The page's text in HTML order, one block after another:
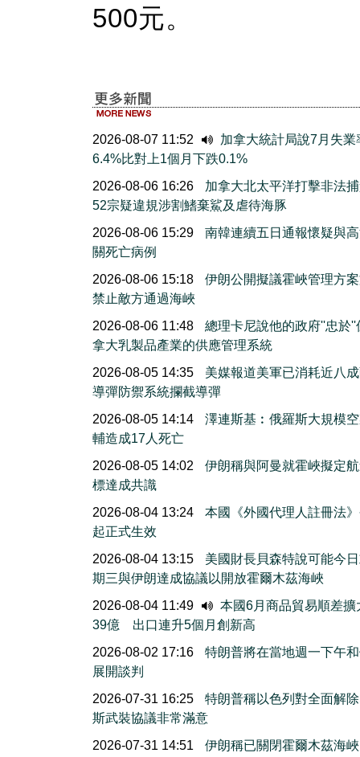
500元。
2026-08-07 11:52
加拿大統計局說7月失業
6.4%比對上1個月下跌0.1%
2026-08-06 16:26
加拿大北太平洋打擊非法
52宗疑違規涉割鰭棄鯊及虐待海豚
2026-08-06 15:29
南韓連續五日通報懷疑與
關死亡病例
2026-08-06 15:18
伊朗公開擬議霍峽管理方
禁止敵方通過海峽
2026-08-06 11:48
總理卡尼說他的政府''忠於''
拿大乳製品產業的供應管理系統
2026-08-05 14:35
美媒報道美軍已消耗近八
導彈防禦系統攔截導彈
2026-08-05 14:14
澤連斯基︰俄羅斯大規模
輔造成17人死亡
2026-08-05 14:02
伊朗稱與阿曼就霍峽擬定
標達成共識
2026-08-04 13:24
本國《外國代理人註冊法
起正式生效
2026-08-04 13:15
美國財長貝森特說可能今
期三與伊朗達成協議以開放霍爾木茲海峽
2026-08-04 11:49
本國6月商品貿易順差擴
39億 出口連升5個月創新高
2026-08-02 17:16
特朗普將在當地週一下午
展開談判
2026-07-31 16:25
特朗普稱以色列對全面解
斯武裝協議非常滿意
2026-07-31 14:51
伊朗稱已關閉霍爾木茲海